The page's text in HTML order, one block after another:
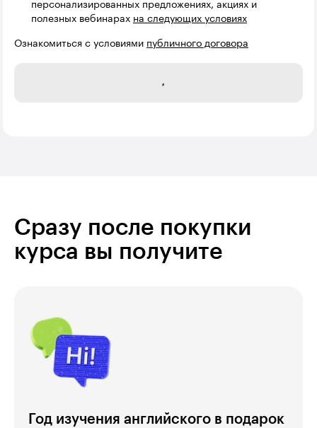
персонализированных предложениях, акциях и
полезных вебинарах на следующих условиях
Ознакомиться с условиями публичного договора
Отправить
Сразу после покупки
курса вы получите
Год изучения английского в подарок